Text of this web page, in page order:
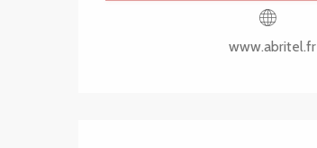
www.abritel.fr